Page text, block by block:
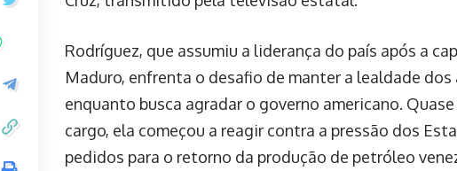
Rodríguez, que assumiu a liderança do país após a
Maduro, enfrenta o desafio de manter a lealdade
enquanto busca agradar o governo americano.
cargo, ela começou a reagir contra a pressão dos
pedidos para o retorno da produção de petróleo